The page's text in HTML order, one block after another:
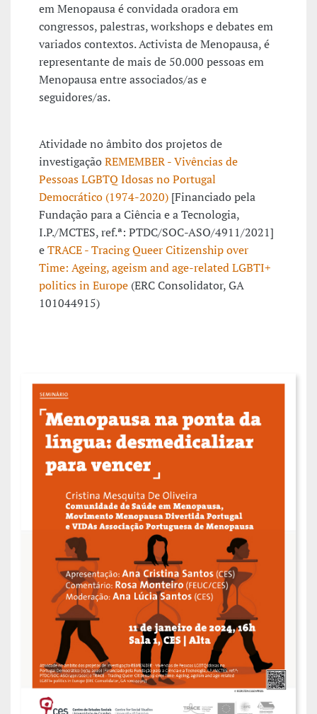
em Menopausa é convidada oradora em
congressos, palestras, workshops e debates em
variados contextos. Activista de Menopausa, é
representante de mais de 50.000 pessoas em
Menopausa entre associados/as e
seguidores/as.
Atividade no âmbito dos projetos de
investigaçãoREMEMBER - Vivências de
Pessoas LGBTQ Idosas no Portugal
Democrático (1974-2020) [Financiado pela
Fundação para a Ciência e a Tecnologia,
I.P./MCTES, ref.ª: PTDC/SOC-ASO/4911/2021]
eTRACE - Tracing Queer Citizenship over
Time: Ageing, ageism and age-related LGBTI+
politics in Europe (ERC Consolidator, GA
101044915)